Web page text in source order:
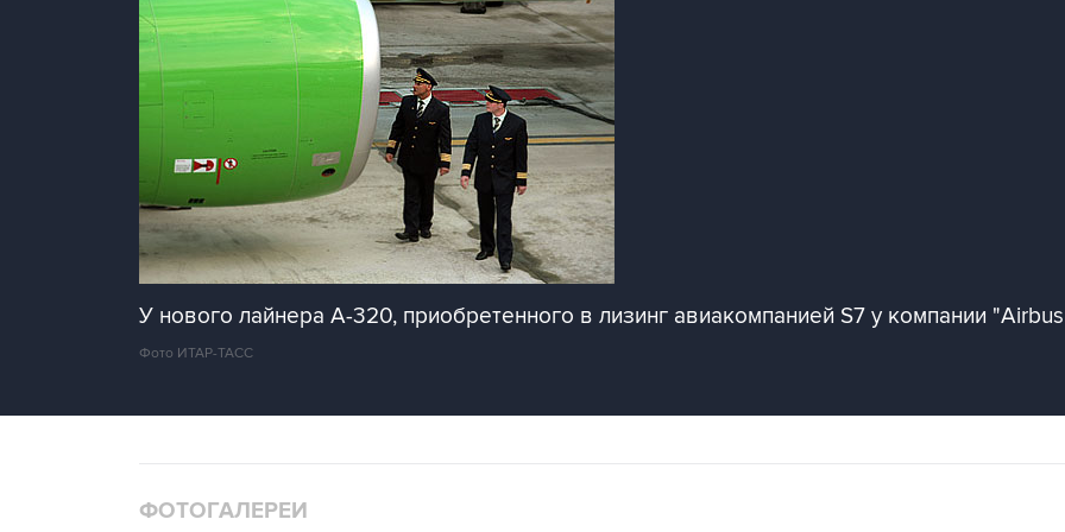
У нового лайнера A-320, приобретенного в лизинг авиакомпанией S7 у компании
Фото ИТАР-ТАСС
ФОТОГАЛЕРЕИ